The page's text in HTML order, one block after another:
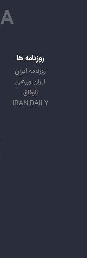
روزنامه ها
روزنامه ایران
ایران ورزشی
الوفاق
IRAN DAILY